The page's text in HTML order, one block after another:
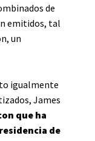
de
emitidos, tal
un
igualmente
James
que ha
de